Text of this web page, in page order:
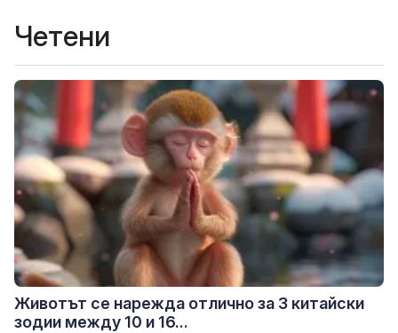
Четени
Животът се нарежда отлично за 3 китайски
зодии между 10 и 16...